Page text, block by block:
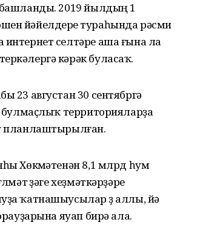
башланды. 2019 йылдың 1
йәйелдереү тураһында рәсми
селтәре аша ғына ла
кәрәк буласаҡ.
23 августан 30 сентябргә
булмаҫлыҡ территорияларҙа
планлаштырылған.
Хөкүмәтенән 8,1 млрд һум
үҙәге хеҙмәткәрҙәре
ҡатнашыусылар үҙ аллы, йә
яуап бирә ала.